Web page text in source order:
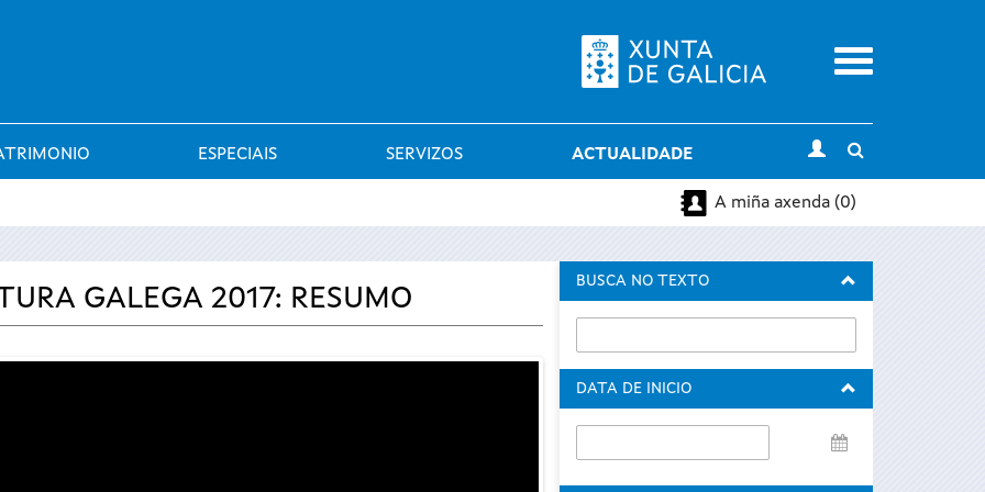
Menu
ESPECIAIS SERVIZOS ACTUALIDADE
search
A miña axenda (0)
GALEGA 2017: RESUMO
BUSCA NO TEXTO
DATA DE INICIO
de